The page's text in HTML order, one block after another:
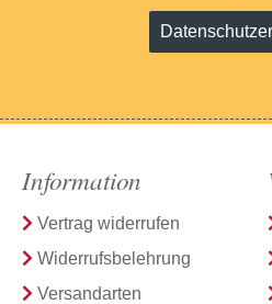
Information
Vertrag widerrufen
Widerrufsbelehrung
Versandarten